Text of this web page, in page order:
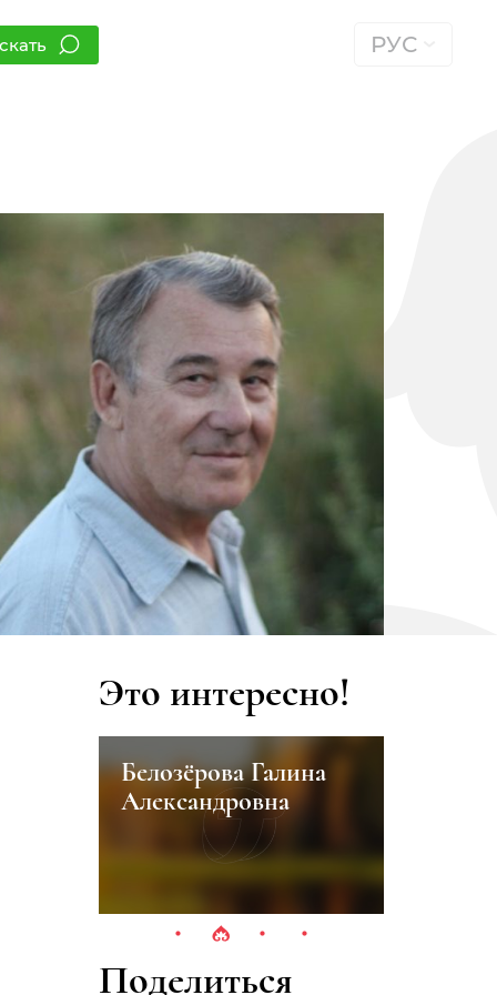
РУС
Это интересно!
Белозёрова Галина
Александровна
Поделиться